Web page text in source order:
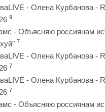
- Олена Курбанова -
9
- Объясняю россиянам
7
- Олена Курбанова -
7
- Олена Курбанова -
7
- Объясняю россиянам